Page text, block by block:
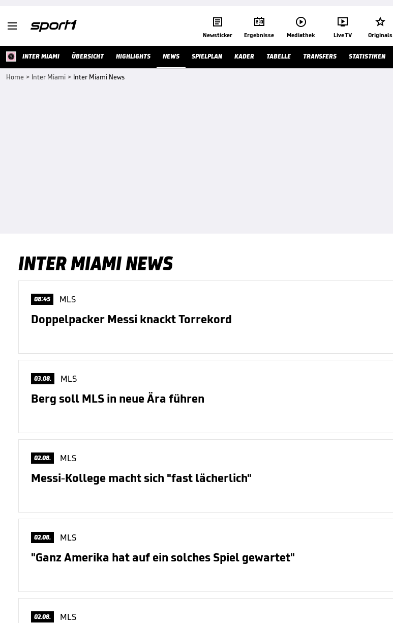
 
Newsticker

Ergebnisse

Mediathek

Live TV

Originals
INTER MIAMI ÜBERSICHT HIGHLIGHTS NEWS SPIELPLAN KADER TABELLE TRANSFERS STATISTIKEN
Home > Inter Miami > Inter Miami News
INTER MIAMI NEWS
08:45 MLS
Doppelpacker Messi knackt Torrekord
03.08. MLS
Berg soll MLS in neue Ära führen
02.08. MLS
Messi-Kollege macht sich "fast lächerlich"
02.08. MLS
"Ganz Amerika hat auf ein solches Spiel gewartet"
02.08. MLS